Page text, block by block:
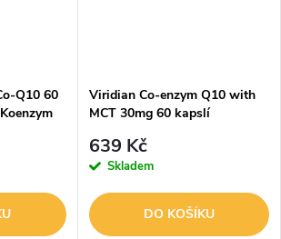
Q10 60
Viridian Co-enzym Q10 with
MCT 30mg 60 kapslí
639 Kč
Skladem
DO KOŠÍKU